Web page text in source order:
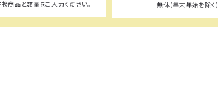
商品と数量をご入力ください。
無休(年末年始を除く)